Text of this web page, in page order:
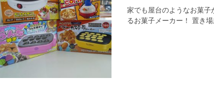
家でも屋台のようなお菓
るお菓子メーカー！ 置き